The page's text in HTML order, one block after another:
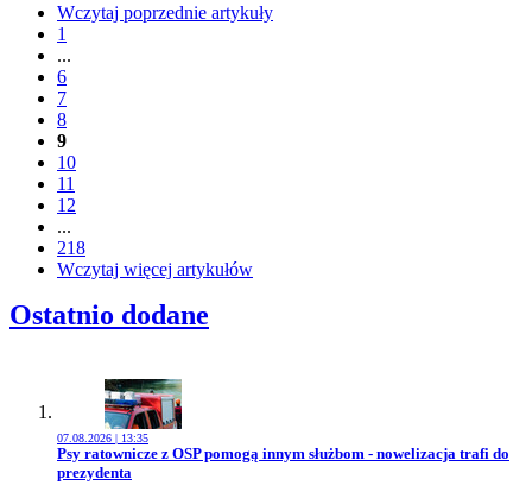
Wczytaj poprzednie artykuły
1
...
6
7
8
9
10
11
12
...
218
Wczytaj więcej artykułów
Ostatnio dodane
07.08.2026 | 13:35
Przejdź do artykułu:
Psy ratownicze z OSP pomogą innym służbom - nowelizacja trafi do
prezydenta